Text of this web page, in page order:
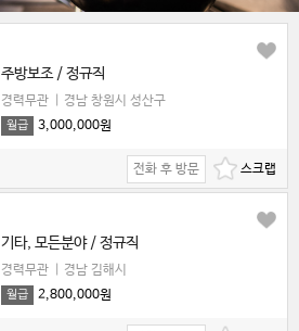
주방보조 / 정규직
경력무관 경남 창원시 성산구
월급 3,000,000원
전화 후 방문
기타, 모든분야 / 정규직
경력무관 경남 김해시
월급 2,800,000원